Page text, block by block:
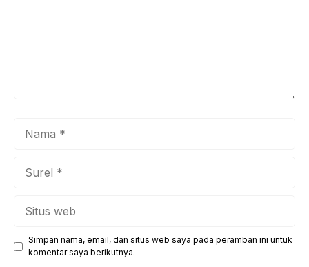
Simpan nama, email, dan situs web saya pada peramban ini untuk
komentar saya berikutnya.